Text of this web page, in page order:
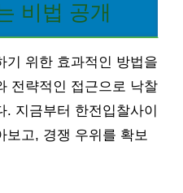
비법 공개
기 위한 효과적인 방법을
전략적인 접근으로 낙찰
지금부터 한전입찰사이
보고, 경쟁 우위를 확보